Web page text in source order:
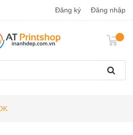
Đăng ký Đăng nhập